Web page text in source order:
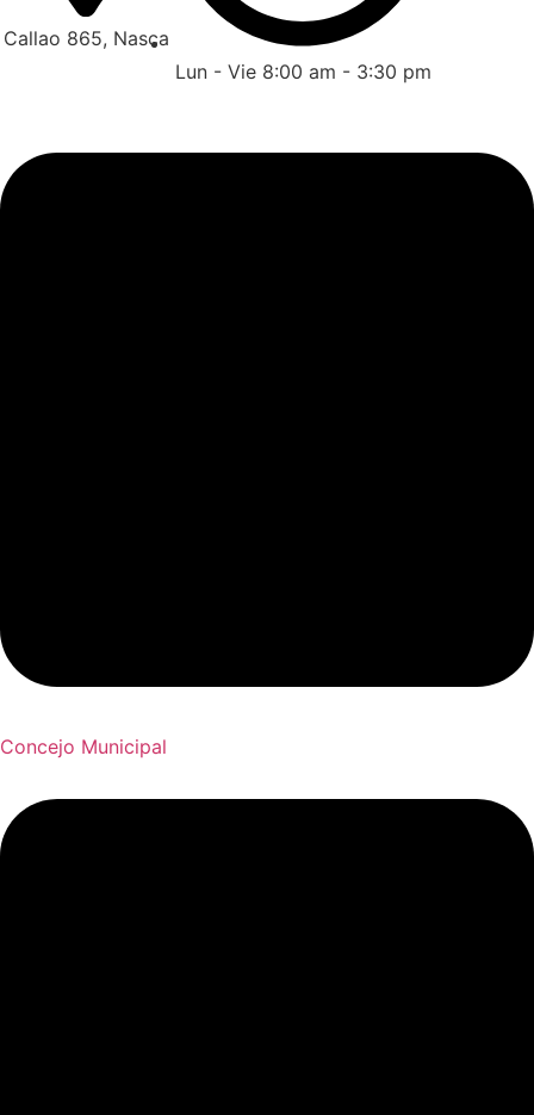
Callao 865, Nasca
Lun - Vie 8:00 am - 3:30 pm
Concejo Municipal